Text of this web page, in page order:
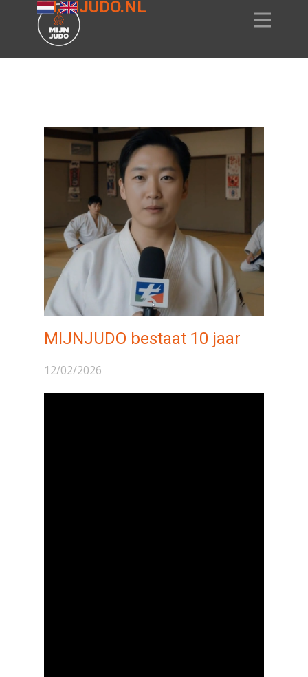
MIJNJUDO.NL
MIJNJUDO bestaat 10 jaar
12/02/2026